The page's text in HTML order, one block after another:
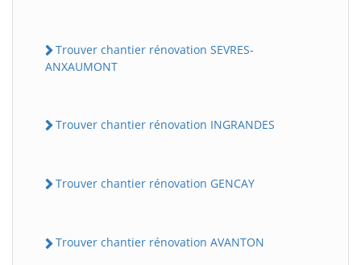
Trouver chantier rénovation SEVRES-
ANXAUMONT
Trouver chantier rénovation INGRANDES
Trouver chantier rénovation GENCAY
Trouver chantier rénovation AVANTON